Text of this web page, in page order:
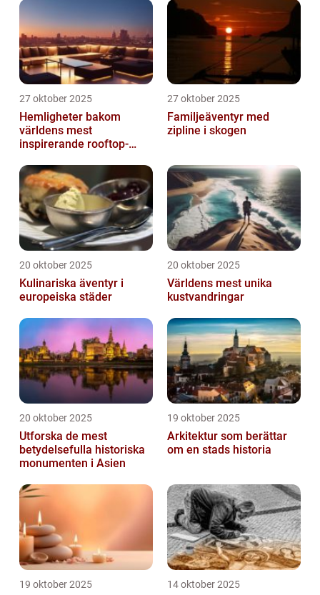
27 oktober 2025
Hemligheter bakom
världens mest
inspirerande rooftop-
27 oktober 2025
Familjeäventyr med
zipline i skogen
20 oktober 2025
Kulinariska äventyr i
europeiska städer
20 oktober 2025
Världens mest unika
kustvandringar
20 oktober 2025
Utforska de mest
betydelsefulla historiska
monumenten i Asien
19 oktober 2025
Arkitektur som berättar
om en stads historia
19 oktober 2025 14 oktober 2025